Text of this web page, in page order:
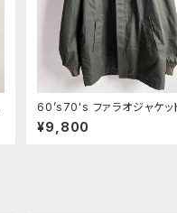
60’s70's ファラオジャケッ
ーズローバック Sears
k Sportswear TALONジ
¥9,800